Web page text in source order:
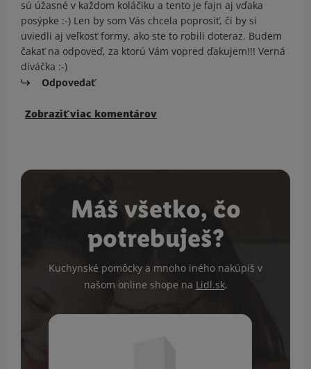
sú úžasné v každom koláčiku a tento je fajn aj vďaka
posýpke :-) Len by som Vás chcela poprosiť, či by si
uviedli aj veľkosť formy, ako ste to robili doteraz. Budem
čakať na odpoveď, za ktorú Vám vopred ďakujem!!! Verná
diváčka :-)
Odpovedať
Zobraziť viac komentárov
Máš všetko, čo
potrebuješ?
Kuchynské pomôcky a mnoho iného nakúpiš v
našom online shope na Lidl.sk.